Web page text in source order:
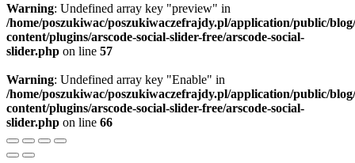
Warning: Undefined array key "preview" in
/home/poszukiwac/poszukiwaczefrajdy.pl/application/public/
content/plugins/arscode-social-slider-free/arscode-social-
slider.php on line 57
Warning: Undefined array key "Enable" in
/home/poszukiwac/poszukiwaczefrajdy.pl/application/public/
content/plugins/arscode-social-slider-free/arscode-social-
slider.php on line 66